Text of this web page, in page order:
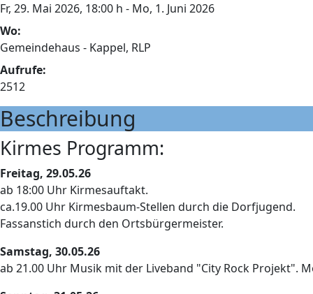
Fr, 29. Mai 2026, 18:00 h - Mo, 1. Juni 2026
Wo:
Gemeindehaus - Kappel, RLP
Aufrufe:
2512
Beschreibung
Kirmes Programm:
Freitag, 29.05.26
ab 18:00 Uhr Kirmesauftakt.
ca.19.00 Uhr Kirmesbaum-Stellen durch die Dorfjugend.
Fassanstich durch den Ortsbürgermeister.
Samstag, 30.05.26
ab 21.00 Uhr Musik mit der Liveband "City Rock Projekt".